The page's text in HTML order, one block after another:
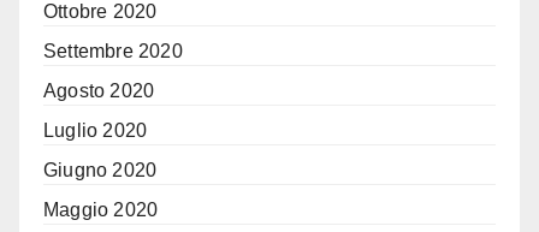
Ottobre 2020
Settembre 2020
Agosto 2020
Luglio 2020
Giugno 2020
Maggio 2020